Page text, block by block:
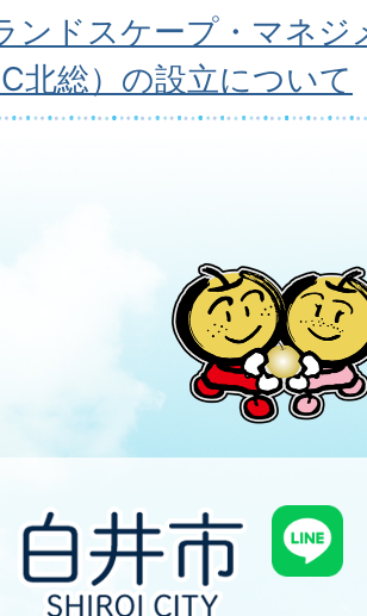
ンドスケープ・マネジ
北総）の設立について